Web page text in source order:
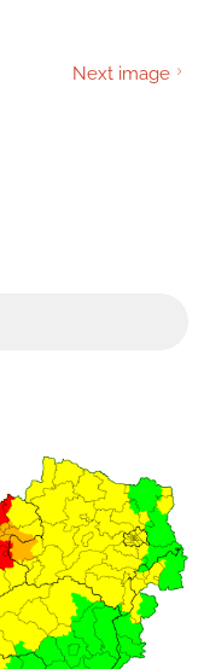
Next image